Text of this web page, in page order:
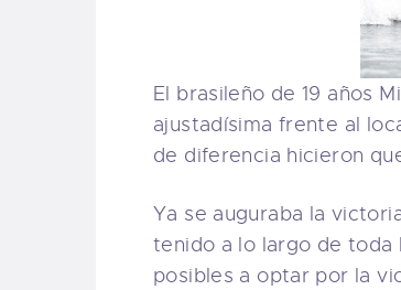
El brasileño de 19 años
ajustadísima frente al
de diferencia hicieron
Ya se auguraba la
tenido a lo largo de toda
posibles a optar por la